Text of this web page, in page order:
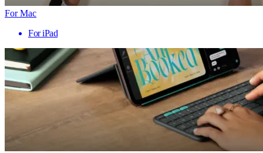
For Mac
For iPad